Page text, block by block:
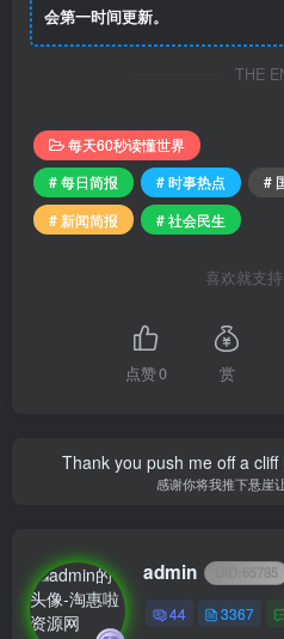
会第一时间更新。
THE
每天60秒读懂世界
# 每日简报
# 时事热点 #
# 新闻简报
# 社会民生
喜欢就支
点赞0 赏
Thank you push me off a
感谢你将我推下悬崖
admin 65785
44 3367